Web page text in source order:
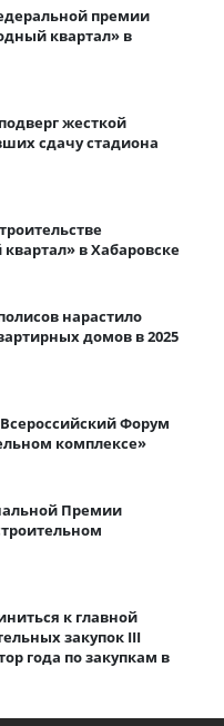
премии
квартал» в
жесткой
сдачу стадиона
в Хабаровске
нарастило
домов в 2025
Всероссийский Форум
комплексе»
Премии
к главной
закупок III
года по закупкам в